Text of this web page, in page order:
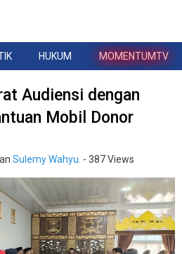
HUKUM MOMENTUMTV
Audiensi dengan
Mobil Donor
Sulemy Wahyu. - 387 Views